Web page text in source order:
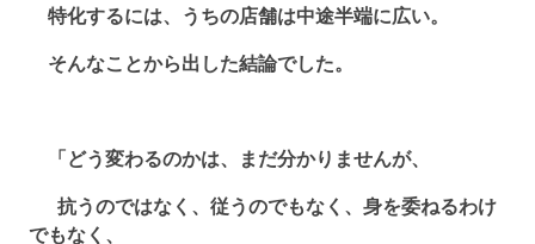
特化するには、うちの店舗は中途半端に広い。
そんなことから出した結論でした。
「どう変わるのかは、まだ分かりませんが、
抗うのではなく、従うのでもなく、身を委ねるわけ
でもなく、